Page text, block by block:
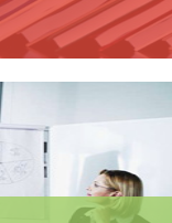
с
учета.
«1С:Документооборот 8»
задач выстраивания
учета документов,
сотрудников, контроля и
дисциплины
комплексе решает задачи
взаимодействия
исполнительской
в локальной сети или